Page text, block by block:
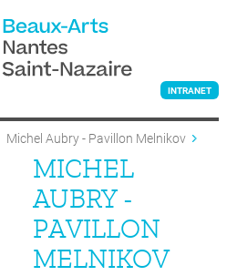
INTRANET
Michel Aubry - Pavillon Melnikov
MICHEL
AUBRY -
PAVILLON
MELNIKOV